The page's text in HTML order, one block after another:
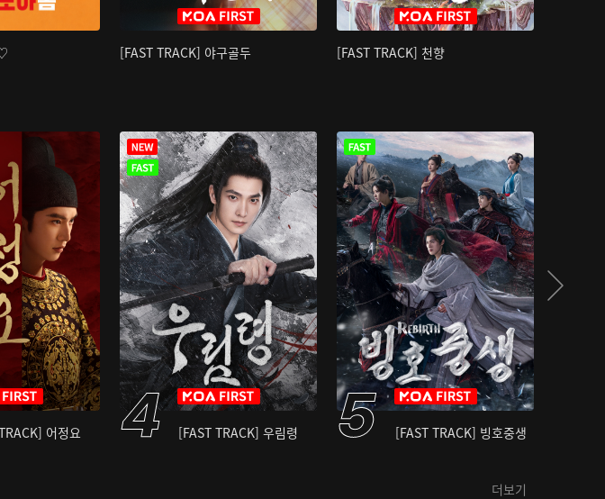
[FAST TRACK] 야구골두 [FAST TRACK] 천향
어정요 [FAST TRACK] 우림령 [FAST TRACK] 빙호중생
더보기